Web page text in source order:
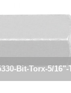
Bit-Torx-5/